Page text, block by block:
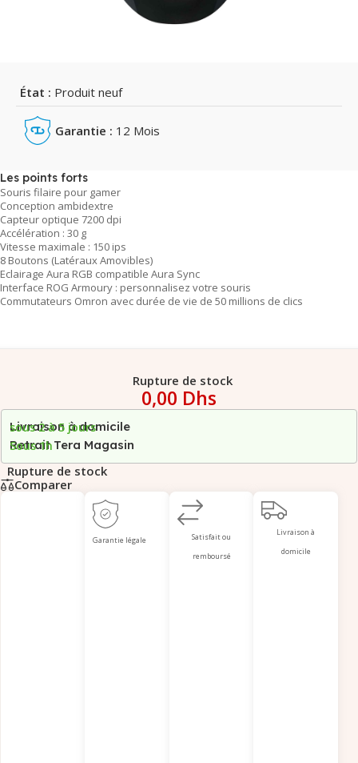
État : Produit neuf
Garantie : 12 Mois
Les points forts
Souris filaire pour gamer
Conception ambidextre
Capteur optique 7200 dpi
Accélération : 30 g
Vitesse maximale : 150 ips
8 Boutons (Latéraux Amovibles)
Eclairage Aura RGB compatible Aura Sync
Interface ROG Armoury : personnalisez votre souris
Commutateurs Omron avec durée de vie de 50 millions de clics
Rupture de stock
0,00 Dhs
Livraison à domicile
sous 2 à 5 jours
Retrait Tera Magasin
Sous 1h
Rupture de stock
Comparer
Garantie légale
Satisfait ou
remboursé
Livraison à
domicile